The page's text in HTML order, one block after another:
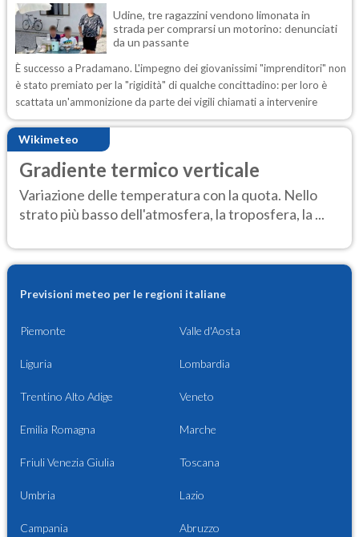
Udine, tre ragazzini vendono limonata in
strada per comprarsi un motorino: denunciati
da un passante
È successo a Pradamano. L'impegno dei giovanissimi "imprenditori" non
è stato premiato per la "rigidità" di qualche concittadino: per loro è
scattata un'ammonizione da parte dei vigili chiamati a intervenire
Wikimeteo
Gradiente termico verticale
Variazione delle temperatura con la quota. Nello
strato più basso dell'atmosfera, la troposfera, la ...
Previsioni meteo per le regioni italiane
Piemonte Valle d'Aosta
Liguria Lombardia
Trentino Alto Adige Veneto
Emilia Romagna Marche
Friuli Venezia Giulia Toscana
Umbria Lazio
Campania Abruzzo